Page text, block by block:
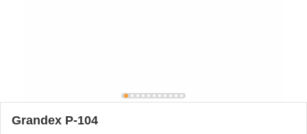
Grandex P-104